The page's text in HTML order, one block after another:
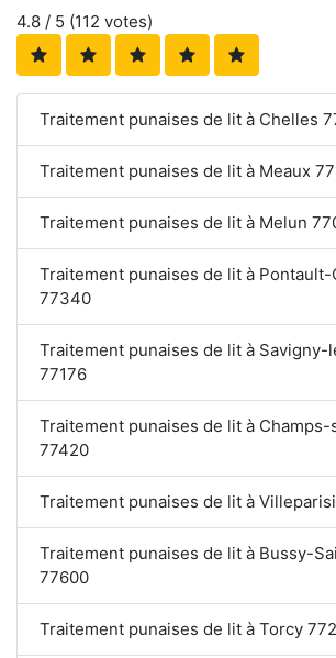
4.8 / 5 (112 votes)
Traitement punaises de lit à Chelles
Traitement punaises de lit à Meaux
Traitement punaises de lit à Melun
Traitement punaises de lit à Pontault-
77340
Traitement punaises de lit à Savigny-
77176
Traitement punaises de lit à Champs-
77420
Traitement punaises de lit à
Traitement punaises de lit à Bussy-
77600
Traitement punaises de lit à Torcy